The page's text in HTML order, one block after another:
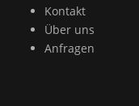
Kontakt
Über uns
Anfragen